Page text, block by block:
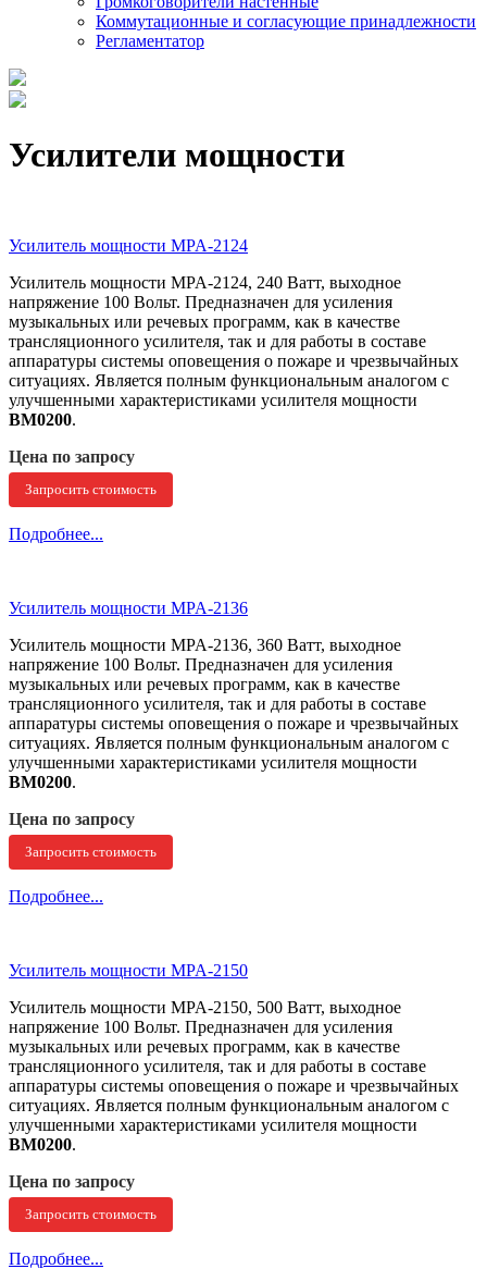
Коммутационные и согласующие принадлежности
Регламентатор
Усилители мощности
Усилитель мощности MPA-2124
Усилитель мощности MPA-2124, 240 Ватт, выходное
напряжение 100 Вольт. Предназначен для усиления
музыкальных или речевых программ, как в качестве
трансляционного усилителя, так и для работы в составе
аппаратуры системы оповещения о пожаре и чрезвычайных
ситуациях. Является полным функциональным аналогом с
улучшенными характеристиками усилителя мощности
ВМ0200.
Цена по запросу
Запросить стоимость
Подробнее...
Усилитель мощности MPA-2136
Усилитель мощности MPA-2136, 360 Ватт, выходное
напряжение 100 Вольт. Предназначен для усиления
музыкальных или речевых программ, как в качестве
трансляционного усилителя, так и для работы в составе
аппаратуры системы оповещения о пожаре и чрезвычайных
ситуациях. Является полным функциональным аналогом с
улучшенными характеристиками усилителя мощности
ВМ0200.
Цена по запросу
Запросить стоимость
Подробнее...
Усилитель мощности MPA-2150
Усилитель мощности MPA-2150, 500 Ватт, выходное
напряжение 100 Вольт. Предназначен для усиления
музыкальных или речевых программ, как в качестве
трансляционного усилителя, так и для работы в составе
аппаратуры системы оповещения о пожаре и чрезвычайных
ситуациях. Является полным функциональным аналогом с
улучшенными характеристиками усилителя мощности
ВМ0200.
Цена по запросу
Запросить стоимость
Подробнее...